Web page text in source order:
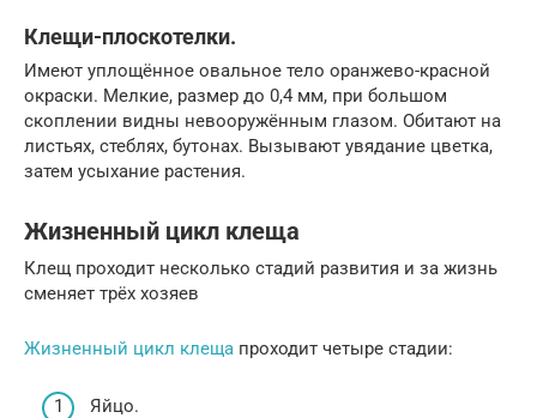
Клещи-плоскотелки.
Имеют уплощённое овальное тело оранжево-красной
окраски. Мелкие, размер до 0,4 мм, при большом
скоплении видны невооружённым глазом. Обитают на
листьях, стеблях, бутонах. Вызывают увядание цветка,
затем усыхание растения.
Жизненный цикл клеща
Клещ проходит несколько стадий развития и за жизнь
сменяет трёх хозяев
Жизненный цикл клеща проходит четыре стадии:
Яйцо.